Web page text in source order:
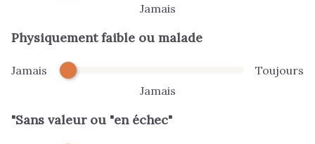
Jamais
Physiquement faible ou malade
Jamais
Toujours
Jamais
"Sans valeur ou "en échec"